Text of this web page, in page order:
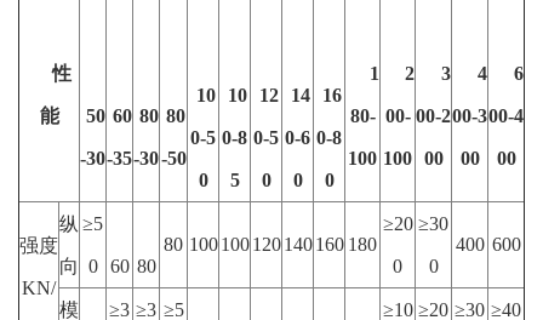
性
能 50
-30
60
-35
80
-30
80
-50
10
0-5
0
10
0-8
5
12
0-5
0
14
0-6
0
16
0-8
0
1
80-
100
2
00-
100
3
00-2
00
4
00-3
00
6
00-4
00
强度
KN/
纵
向
≥5
0 60 80
80 100 100 120 140 160 180
≥20
0
≥30
0
400 600
模 ≥3 ≥3 ≥5 ≥10 ≥20 ≥30 ≥40